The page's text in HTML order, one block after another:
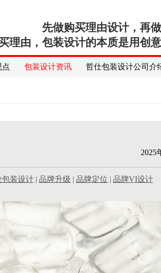
先做购买理由设计，再
理由，包装设计的本质是用创
点 包装设计资讯 哲仕包装设计公司介
2025
包装设计| 品牌升级 | 品牌定位 | 品牌VI设计